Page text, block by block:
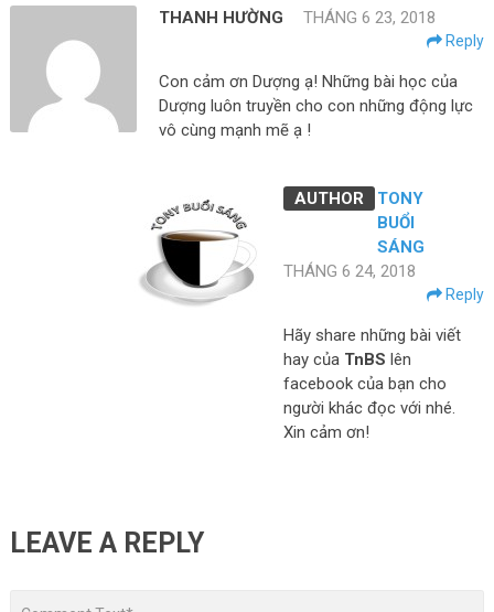
THANH HƯỜNG THÁNG 6 23, 2018
Reply
Con cảm ơn Dượng ạ! Những bài học của
Dượng luôn truyền cho con những động lực
vô cùng mạnh mẽ ạ !
TONY
BUỔI
SÁNG
THÁNG 6 24, 2018
Reply
Hãy share những bài viết
hay của TnBS lên
facebook của bạn cho
người khác đọc với nhé.
Xin cảm ơn!
LEAVE A REPLY